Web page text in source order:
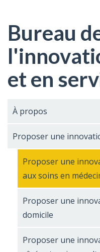
la
santé
Bureau
et en
À propos
Proposer une
Proposer une
aux soins en
Proposer une
domicile
Proposer une